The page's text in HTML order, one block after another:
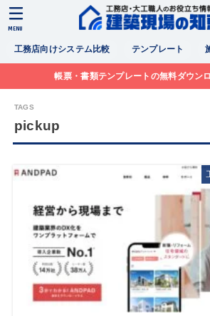
工務店向けシステム比較 テンプレート
MENU
帳票・書類テンプレートの無料ダウン
pickup